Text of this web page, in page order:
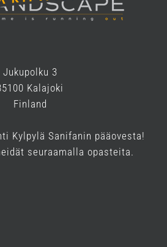
Jukupolku 3
Kalajoki
Finland
Kylpylä Sanifanin pääovesta!
seuraamalla opasteita.